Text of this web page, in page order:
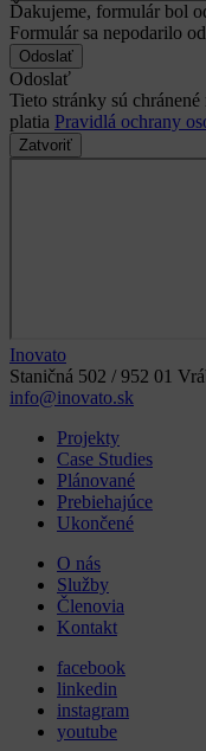
Ďakujeme, formulár bol
Formulár sa nepodarilo
Odoslať
Tieto stránky sú
platia Pravidlá ochrany
Zatvoriť
Inovato
Staničná 502 / 952 01
info@inovato.sk
Projekty
Case Studies
Plánované
Prebiehajúce
Ukončené
O nás
Služby
Členovia
Kontakt
facebook
linkedin
instagram
youtube